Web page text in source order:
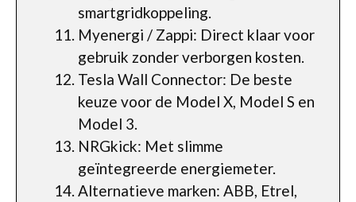
smartgridkoppeling.
Myenergi / Zappi: Direct klaar voor
gebruik zonder verborgen kosten.
Tesla Wall Connector: De beste
keuze voor de Model X, Model S en
Model 3.
NRGkick: Met slimme
geïntegreerde energiemeter.
Alternatieve marken: ABB, Etrel,